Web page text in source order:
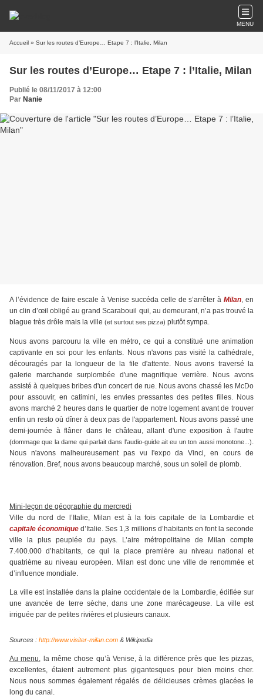
MENU
Accueil » Sur les routes d’Europe… Etape 7 : l’Italie, Milan
Sur les routes d’Europe… Etape 7 : l’Italie, Milan
Publié le 08/11/2017 à 12:00
Par Nanie
A l’évidence de faire escale à Venise succéda celle de s’arrêter àMilan, en
un clin d’œil obligé au grand Scarabouil qui, au demeurant, n’a pas trouvé la
blague très drôle mais la ville (et surtout ses pizza) plutôt sympa.
Nous avons parcouru la ville en métro, ce qui a constitué une animation
captivante en soi pour les enfants. Nous n'avons pas visité la cathédrale,
découragés par la longueur de la file d'attente. Nous avons traversé la
galerie marchande surplombée d'une magnifique verrière. Nous avons
assisté à quelques bribes d'un concert de rue. Nous avons chassé les McDo
pour assouvir, en catimini, les envies pressantes des petites filles. Nous
avons marché 2 heures dans le quartier de notre logement avant de trouver
enfin un resto où dîner à deux pas de l'appartement. Nous avons passé une
demi-journée à flâner dans le château, allant d'une exposition à l'autre
(dommage que la dame qui parlait dans l'audio-guide ait eu un ton aussi monotone...)
Nous n'avons malheureusement pas vu l'expo da Vinci, en cours de
rénovation. Bref, nous avons beaucoup marché, sous un soleil de plomb.
Mini-leçon de géographie du mercredi
Ville du nord de l’Italie, Milan est à la fois capitale de la Lombardie et
capitale économique d’Italie. Ses 1,3 millions d’habitants en font la seconde
ville la plus peuplée du pays. L’aire métropolitaine de Milan compte
7.400.000 d’habitants, ce qui la place première au niveau national et
quatrième au niveau européen. Milan est donc une ville de renommée et
d’influence mondiale.
La ville est installée dans la plaine occidentale de la Lombardie, édifiée sur
une avancée de terre sèche, dans une zone marécageuse. La ville est
irriguée par de petites rivières et plusieurs canaux.
Sources : http://www.visiter-milan.com & Wikipedia
Au menu, la même chose qu’à Venise, à la différence près que les pizzas,
excellentes, étaient autrement plus gigantesques pour bien moins cher.
Nous nous sommes également régalés de délicieuses crèmes glacées le
long du canal.